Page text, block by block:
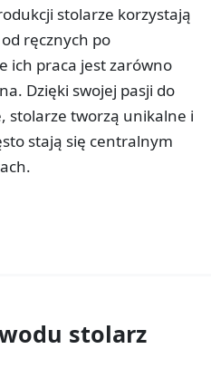
stolarze korzystają
ręcznych po
ich praca jest zarówno
Dzięki swojej pasji do
stolarze tworzą unikalne i
stają się centralnym
stolarz